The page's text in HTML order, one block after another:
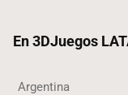
En 3DJuegos
Argentina